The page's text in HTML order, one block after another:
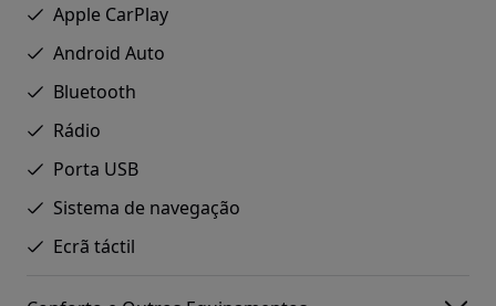
Apple CarPlay
Android Auto
Bluetooth
Rádio
Porta USB
Sistema de navegação
Ecrã táctil